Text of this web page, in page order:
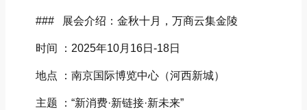
### 展会介绍：金秋十月，万商云集金陵
时间 ：2025年10月16日-18日
地点 ：南京国际博览中心（河西新城）
主题 ：“新消费·新链接·新未来”